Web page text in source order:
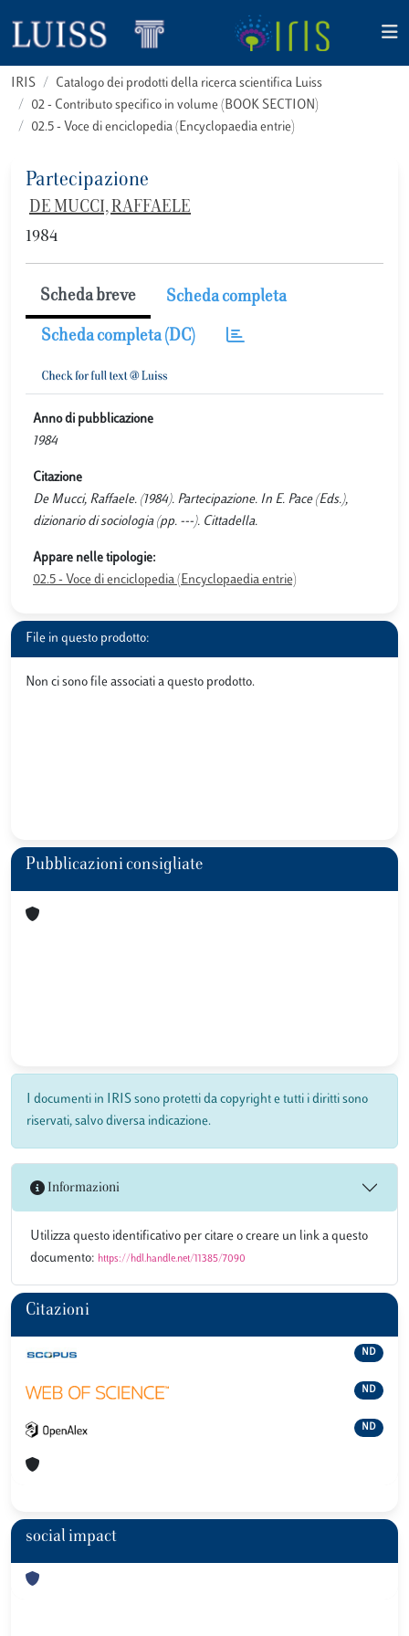
IRIS
Catalogo dei prodotti della ricerca scientifica Luiss
02 - Contributo specifico in volume (BOOK SECTION)
02.5 - Voce di enciclopedia (Encyclopaedia entrie)
Partecipazione
DE MUCCI, RAFFAELE
1984
Scheda breve Scheda completa
Scheda completa (DC)
Anno di pubblicazione
1984
Citazione
De Mucci, Raffaele. (1984). Partecipazione. In E. Pace (Eds.),
dizionario di sociologia (pp. ---). Cittadella.
Appare nelle tipologie:
02.5 - Voce di enciclopedia (Encyclopaedia entrie)
File in questo prodotto:
Non ci sono file associati a questo prodotto.
Pubblicazioni consigliate
I documenti in IRIS sono protetti da copyright e tutti i diritti sono
riservati, salvo diversa indicazione.
Informazioni
Utilizza questo identificativo per citare o creare un link a questo
documento: https://hdl.handle.net/11385/7090
Citazioni
ND
ND
ND
social impact